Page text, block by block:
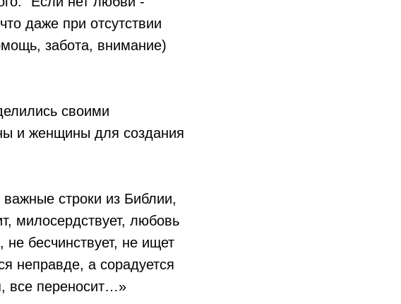
даже при отсутствии
забота, внимание)
своими
и женщины для создания
строки из Библии,
милосердствует, любовь
не бесчинствует, не ищет
неправде, а сорадуется
все переносит…»